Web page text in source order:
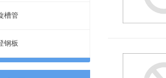
槽管
钢板